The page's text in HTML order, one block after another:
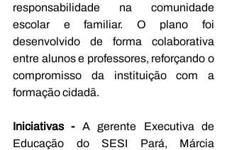
responsabilidade na comunidade
escolar e familiar. O plano foi
desenvolvido de forma colaborativa
entre alunos e professores, reforçando o
compromisso da instituição com a
formação cidadã.
Iniciativas - A gerente Executiva de
Educação do SESI Pará, Márcia